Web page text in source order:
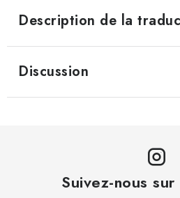
Description de la
Discussion
Suivez-nous